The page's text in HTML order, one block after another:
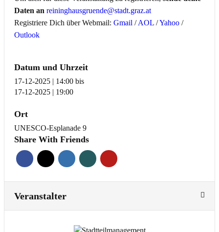
Daten an reininghausgruende@stadt.graz.at
Registriere Dich über Webmail: Gmail /AOL /Yahoo /
Outlook
Datum und Uhrzeit
17-12-2025 | 14:00 bis
17-12-2025 | 19:00
Ort
UNESCO-Esplanade 9
Share With Friends
Veranstalter